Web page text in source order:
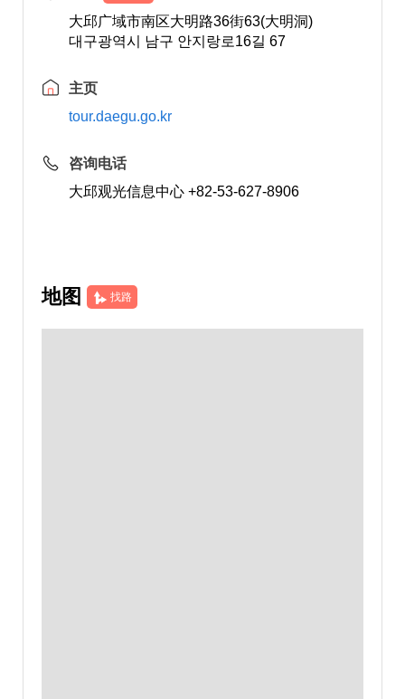
大邱广域市南区大明路36街63(大明洞)
대구광역시 남구 안지랑로16길 67
主页
tour.daegu.go.kr
咨询电话
大邱观光信息中心 +82-53-627-8906
地图 找路